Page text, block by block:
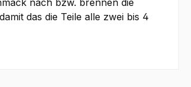
nach bzw. brennen die
das die Teile alle zwei bis 4